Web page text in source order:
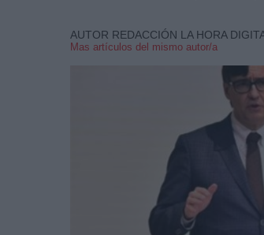
AUTOR REDACCIÓN LA HORA
Mas artículos del mismo autor/a